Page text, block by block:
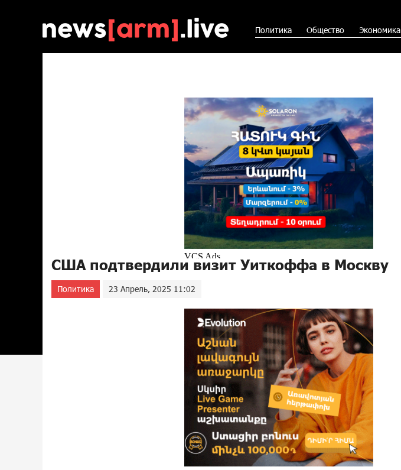
Политика Общество Экономика
США подтвердили визит Уиткоффа в Москву
Политика 23 Апрель, 2025 11:02